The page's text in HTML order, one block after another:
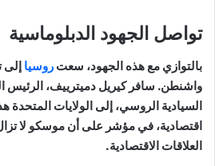
تواصل الجهود الدبلوماسية
بالتوازي مع هذه الجهود، سعت روسيا إلى
واشنطن. سافر كيريل دميترييف، الرئيس
السيادية الروسي، إلى الولايات المتحدة
اقتصادية، في مؤشر على أن موسكو لا
العلاقات الاقتصادية.